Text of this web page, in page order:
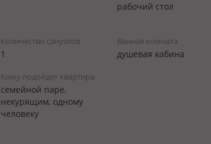
рабочий стол
Количество санузлов
1
Ванная комната
душевая кабина
Кому подойдет квартира
семейной паре,
некурящим, одному
человеку